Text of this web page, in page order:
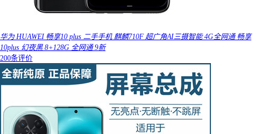
华为 HUAWEI 畅享10 plus 二手手机 麒麟710F 超广角AI三摄智能 4G全网通 畅享
10plus 幻夜黑 8+128G 全网通 9新
200条评价